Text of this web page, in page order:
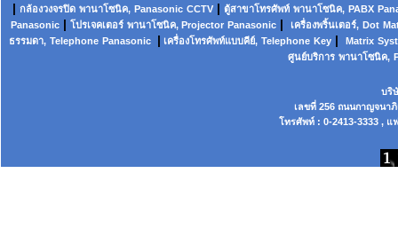
| กล้องวงจรปิด พานาโซนิค, Panasonic CCTV | ตู้สาขาโทรศัพท์ พานาโซนิค, PABX
Panasonic| โปรเจคเตอร์ พานาโซนิค, Projector Panasonic| เครื่องพริ้นเตอร์, Dot
ธรรมดา, Telephone Panasonic | เครื่องโทรศัพท์แบบคีย์, Telephone Key | Matrix
ศูนย์บริการ พานาโซนิค,
บริ
เลขที่ 256 ถนนกาญจนาภิ
โทรศัพท์ : 0-2413-3333 , แ